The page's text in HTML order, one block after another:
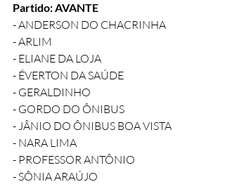
Partido: AVANTE
- ANDERSON DO CHACRINHA
- ARLIM
- ELIANE DA LOJA
- ÉVERTON DA SAÚDE
- GERALDINHO
- GORDO DO ÔNIBUS
- JÂNIO DO ÔNIBUS BOA VISTA
- NARA LIMA
- PROFESSOR ANTÔNIO
- SÔNIA ARAÚJO